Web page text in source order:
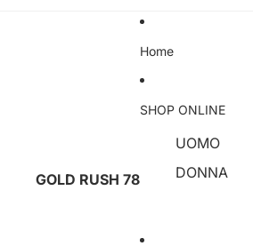
GOLD RUSH 78
Home
SHOP ONLINE
UOMO
DONNA